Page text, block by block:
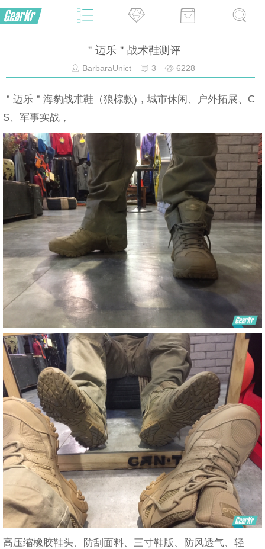
＂迈乐＂战术鞋测评
BarbaraUnict 3 6228
＂迈乐＂海豹战朮鞋（狼棕款)，城市休闲、户外拓展、C
S、军事实战，
高压缩橡胶鞋头、防刮面料、三寸鞋版、防风透气、轻